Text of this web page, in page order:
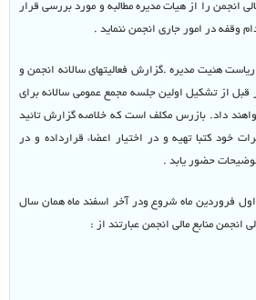
انجمن را از هیات مدیره مطالبه و مورد بررسی قرار
وقفه در امور جاری انجمن ننماید .
ریاست هئیت مدیره .گزارش فعالیتهای سالانه انجمن و
آن را حداقل ۲۰ روز قبل از تشکیل اولین جلسه مجمع عمومی سالانه برای
داد. بازرس مکلف است که خلاصه گزارش تائید
خود کتبا تهیه و در اختیار اعضاء قرارداده و در
حضور یابد .
اول فروردین ماه شروع ودر آخر اسفند ماه همان سال